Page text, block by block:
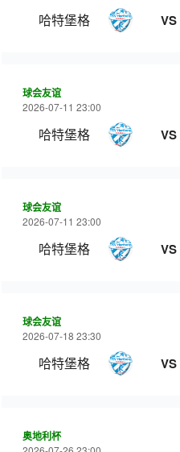
哈特堡格 VS
球会友谊
2026-07-11 23:00
哈特堡格 VS
球会友谊
2026-07-11 23:00
哈特堡格 VS
球会友谊
2026-07-18 23:30
哈特堡格 VS
奥地利杯